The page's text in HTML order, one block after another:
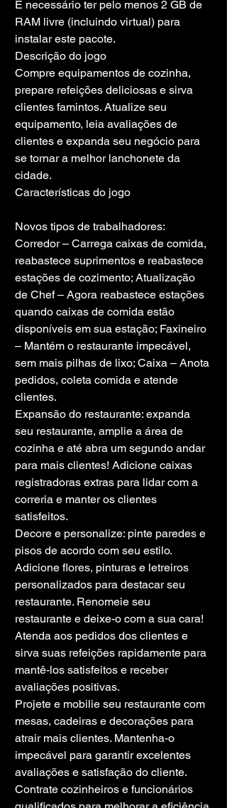
É necessário ter pelo menos 2 GB de
RAM livre (incluindo virtual) para
instalar este pacote.
Descrição do jogo
Compre equipamentos de cozinha,
prepare refeições deliciosas e sirva
clientes famintos. Atualize seu
equipamento, leia avaliações de
clientes e expanda seu negócio para
se tornar a melhor lanchonete da
cidade.
Características do jogo
Novos tipos de trabalhadores:
Corredor – Carrega caixas de comida,
reabastece suprimentos e reabastece
estações de cozimento; Atualização
de Chef – Agora reabastece estações
quando caixas de comida estão
disponíveis em sua estação; Faxineiro
– Mantém o restaurante impecável,
sem mais pilhas de lixo; Caixa – Anota
pedidos, coleta comida e atende
clientes.
Expansão do restaurante: expanda
seu restaurante, amplie a área de
cozinha e até abra um segundo andar
para mais clientes! Adicione caixas
registradoras extras para lidar com a
correria e manter os clientes
satisfeitos.
Decore e personalize: pinte paredes e
pisos de acordo com seu estilo.
Adicione flores, pinturas e letreiros
personalizados para destacar seu
restaurante. Renomeie seu
restaurante e deixe-o com a sua cara!
Atenda aos pedidos dos clientes e
sirva suas refeições rapidamente para
mantê-los satisfeitos e receber
avaliações positivas.
Projete e mobilie seu restaurante com
mesas, cadeiras e decorações para
atrair mais clientes. Mantenha-o
impecável para garantir excelentes
avaliações e satisfação do cliente.
Contrate cozinheiros e funcionários